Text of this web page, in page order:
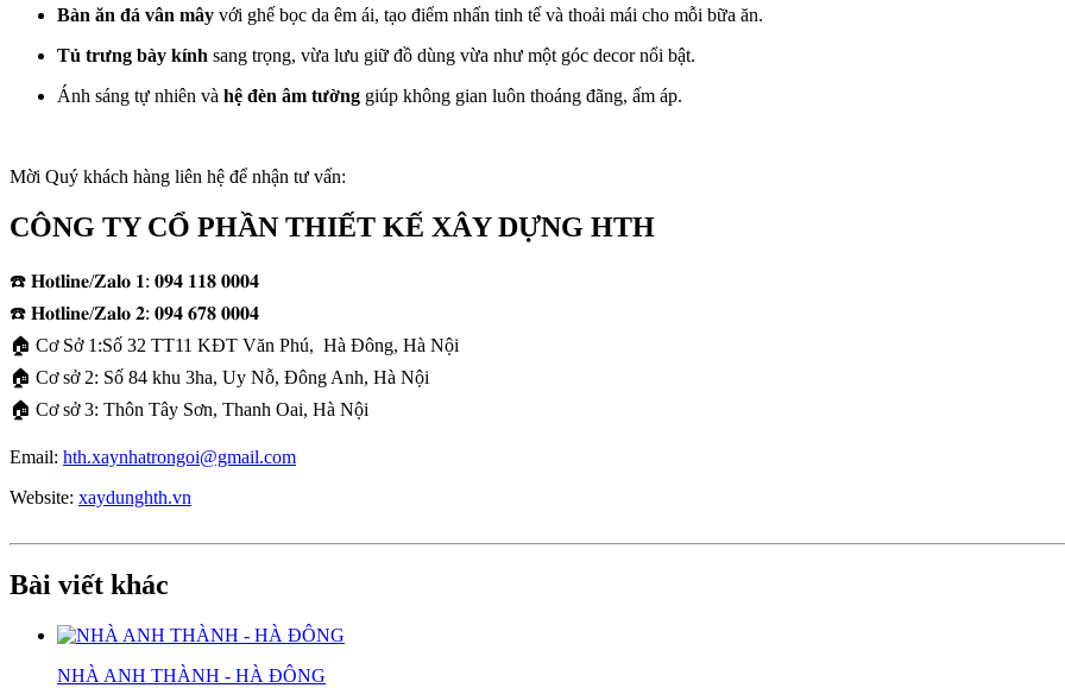
Bàn ăn đá vân mây với ghế bọc da êm ái, tạo điểm nhấn tinh tế và thoải mái cho mỗi bữa ăn.
Tủ trưng bày kính sang trọng, vừa lưu giữ đồ dùng vừa như một góc decor nổi bật.
Ánh sáng tự nhiên và hệ đèn âm tường giúp không gian luôn thoáng đãng, ấm áp.
Mời Quý khách hàng liên hệ để nhận tư vấn:
CÔNG TY CỔ PHẦN THIẾT KẾ XÂY DỰNG HTH
☎️ 𝐇𝐨𝐭𝐥𝐢𝐧𝐞/𝐙𝐚𝐥𝐨 𝟏: 𝟎𝟗𝟒 𝟏𝟏𝟖 𝟎𝟎𝟎𝟒
☎️ 𝐇𝐨𝐭𝐥𝐢𝐧𝐞/𝐙𝐚𝐥𝐨 𝟐: 𝟎𝟗𝟒 𝟔𝟕𝟖 𝟎𝟎𝟎𝟒
🏠 Cơ Sở 1:Số 32 TT11 KĐT Văn Phú, Hà Đông, Hà Nội
🏠 Cơ sở 2: Số 84 khu 3ha, Uy Nỗ, Đông Anh, Hà Nội
🏠 Cơ sở 3: Thôn Tây Sơn, Thanh Oai, Hà Nội​
Email: hth.xaynhatrongoi@gmail.com
Website: xaydunghth.vn
Bài viết khác
NHÀ ANH THÀNH - HÀ ĐÔNG